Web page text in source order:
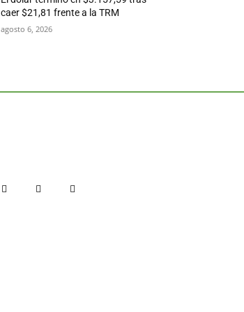
caer $21,81 frente a la TRM
agosto 6, 2026